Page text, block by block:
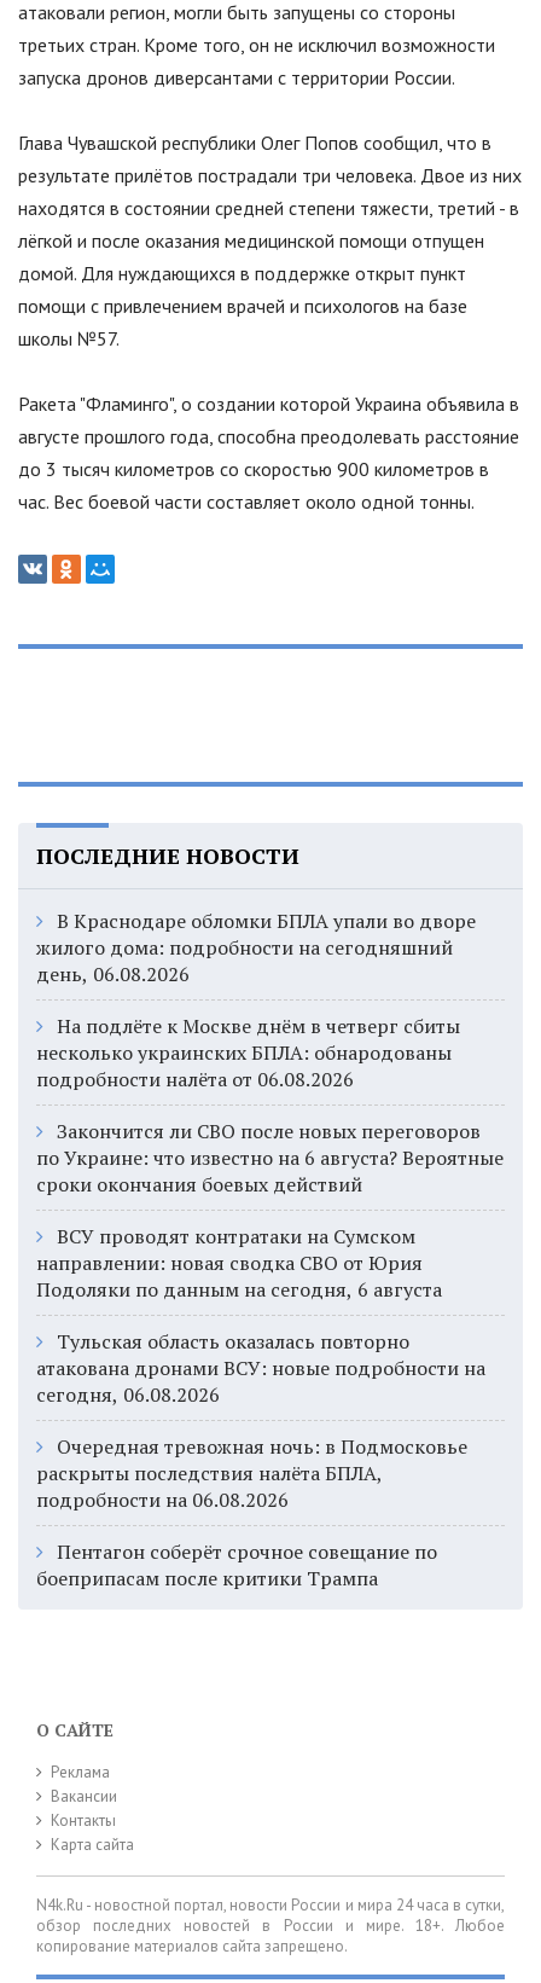
атаковали регион, могли быть запущены со стороны
третьих стран. Кроме того, он не исключил возможности
запуска дронов диверсантами с территории России.
Глава Чувашской республики Олег Попов сообщил, что в
результате прилётов пострадали три человека. Двое из них
находятся в состоянии средней степени тяжести, третий - в
лёгкой и после оказания медицинской помощи отпущен
домой. Для нуждающихся в поддержке открыт пункт
помощи с привлечением врачей и психологов на базе
школы №57.
Ракета "Фламинго", о создании которой Украина объявила в
августе прошлого года, способна преодолевать расстояние
до 3 тысяч километров со скоростью 900 километров в
час. Вес боевой части составляет около одной тонны.
ПОСЛЕДНИЕ НОВОСТИ
В Краснодаре обломки БПЛА упали во дворе
жилого дома: подробности на сегодняшний
день, 06.08.2026
На подлёте к Москве днём в четверг сбиты
несколько украинских БПЛА: обнародованы
подробности налёта от 06.08.2026
Закончится ли СВО после новых переговоров
по Украине: что известно на 6 августа? Вероятные
сроки окончания боевых действий
ВСУ проводят контратаки на Сумском
направлении: новая сводка СВО от Юрия
Подоляки по данным на сегодня, 6 августа
Тульская область оказалась повторно
атакована дронами ВСУ: новые подробности на
сегодня, 06.08.2026
Очередная тревожная ночь: в Подмосковье
раскрыты последствия налёта БПЛА,
подробности на 06.08.2026
Пентагон соберёт срочное совещание по
боеприпасам после критики Трампа
О САЙТЕ
Реклама
Вакансии
Контакты
Карта сайта
N4k.Ru - новостной портал, новости России и мира 24 часа в сутки,
обзор последних новостей в России и мире. 18+. Любое
копирование материалов сайта запрещено.